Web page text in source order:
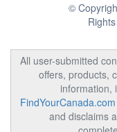
©
All user-submitted
offers, products,
information,
FindYourCanada.com
and disclaims